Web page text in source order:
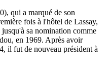
qui a marqué de son
fois à l'hôtel de Lassay,
sa nomination comme
en 1969. Après avoir
il fut de nouveau président à